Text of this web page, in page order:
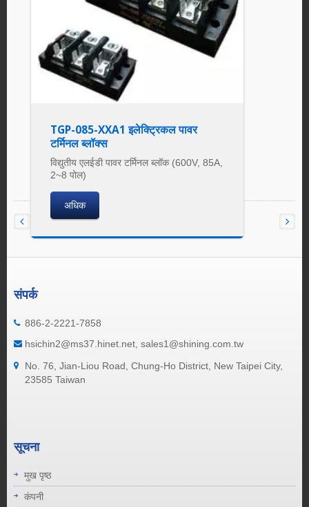
TGP-085-XXA1 इलेक्ट्रिकल पावर
टर्मिनल ब्लॉक्स
विद्युतीय एलईडी पावर टर्मिनल ब्लॉक (600V, 85A,
2~8 पोल)
अधिक
संपर्क
886-2-2221-7858
hsichin2@ms37.hinet.net, sales1@shining.com.tw
No. 76, Jian-Liou Road, Chung-Ho District, New Taipei City,
23585 Taiwan
सूचना
मुख पृष्ठ
कंपनी